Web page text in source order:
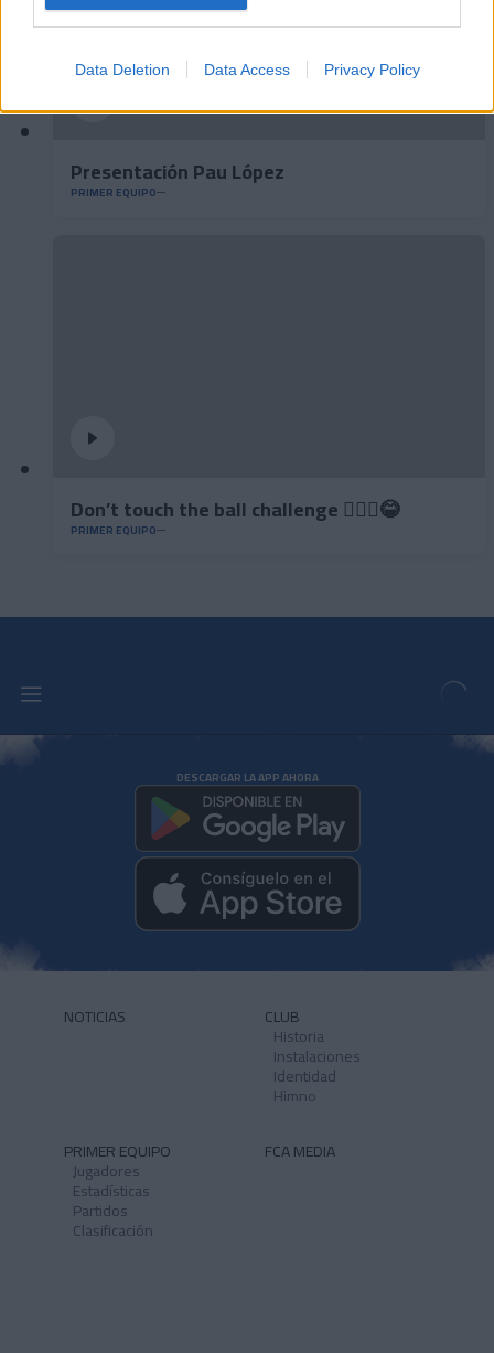
Data Deletion Data Access Privacy Policy
Presentación Pau López
PRIMER EQUIPO
Don’t touch the ball challenge 🤦🏻‍♂️😂
PRIMER EQUIPO
DESCARGAR LA APP AHORA
NOTICIAS CLUB
Historia
Instalaciones
Identidad
Himno
PRIMER EQUIPO
Jugadores
Estadísticas
Partidos
Clasificación
FCA MEDIA